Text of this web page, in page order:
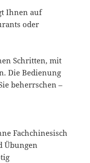
Ihnen auf
oder
Schritten, mit
Die Bedienung
beherrschen –
Fachchinesisch
Übungen